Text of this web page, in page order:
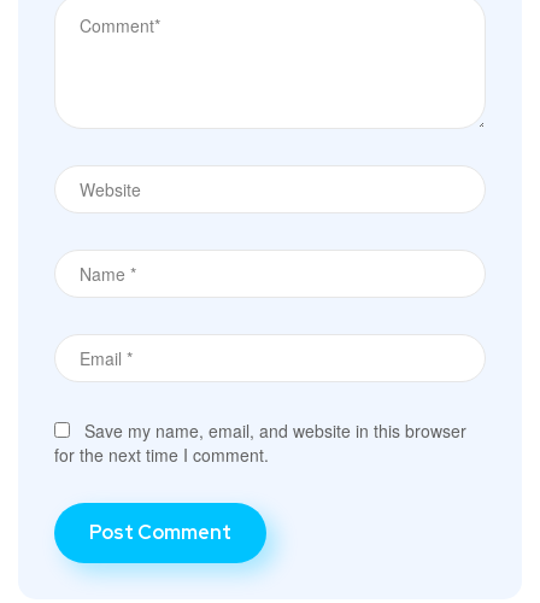
Save my name, email, and website in this browser
for the next time I comment.